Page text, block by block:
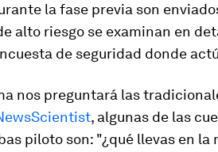
la fase previa son
alto riesgo se examinan en
de seguridad donde
nos preguntará las
, algunas de las
piloto son: "¿qué llevas en la